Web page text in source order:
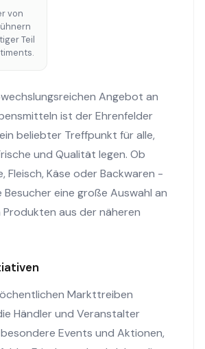
von
Teil
Angebot an
ist der Ehrenfelder
beliebter Treffpunkt für alle,
und Qualität legen. Ob
Fleisch, Käse oder Backwaren -
Besucher eine große Auswahl an
aus der näheren
Markttreiben
Händler und Veranstalter
Events und Aktionen,